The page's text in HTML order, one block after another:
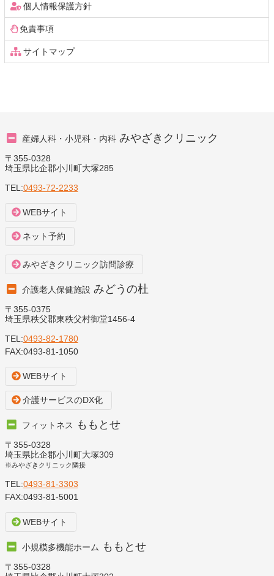
個人情報保護方針
免責事項
サイトマップ
産婦人科・小児科・内科みやざきクリニック
〒355-0328
埼玉県比企郡小川町大塚285
TEL:0493-72-2233
WEBサイト
ネット予約
みやざきクリニック訪問診療
介護老人保健施設 みどうの杜
〒355-0375
埼玉県秩父郡東秩父村御堂1456-4
TEL:0493-82-1780
FAX:0493-81-1050
WEBサイト
介護サービスのDX化
フィットネス ももとせ
〒355-0328
埼玉県比企郡小川町大塚309
※みやざきクリニック隣接
TEL:0493-81-3303
FAX:0493-81-5001
WEBサイト
小規模多機能ホーム ももとせ
〒355-0328